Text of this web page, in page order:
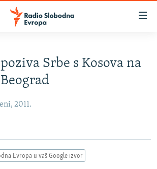
Srbe s Kosova na
2011.
Evropa u vaš Google izvor